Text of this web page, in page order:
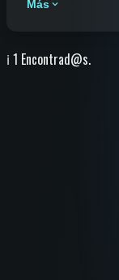
Más
ℹ️ 1 Encontrad@s.